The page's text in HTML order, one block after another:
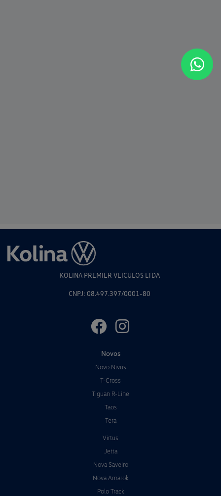
KOLINA PREMIER VEICULOS LTDA
CNPJ: 08.497.397/0001-80
Novos
Novo Nivus
T-Cross
Tiguan R-Line
Taos
Tera
Virtus
Jetta
Nova Saveiro
Nova Amarok
Polo Track